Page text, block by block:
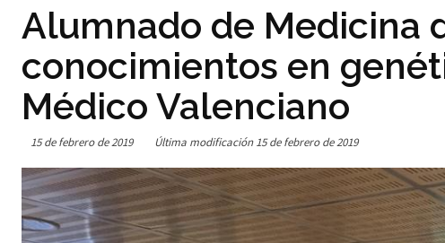
Alumnado de Medicina
conocimientos en
Médico Valenciano
15 de febrero de 2019 Última modificación 15 de febrero de 2019